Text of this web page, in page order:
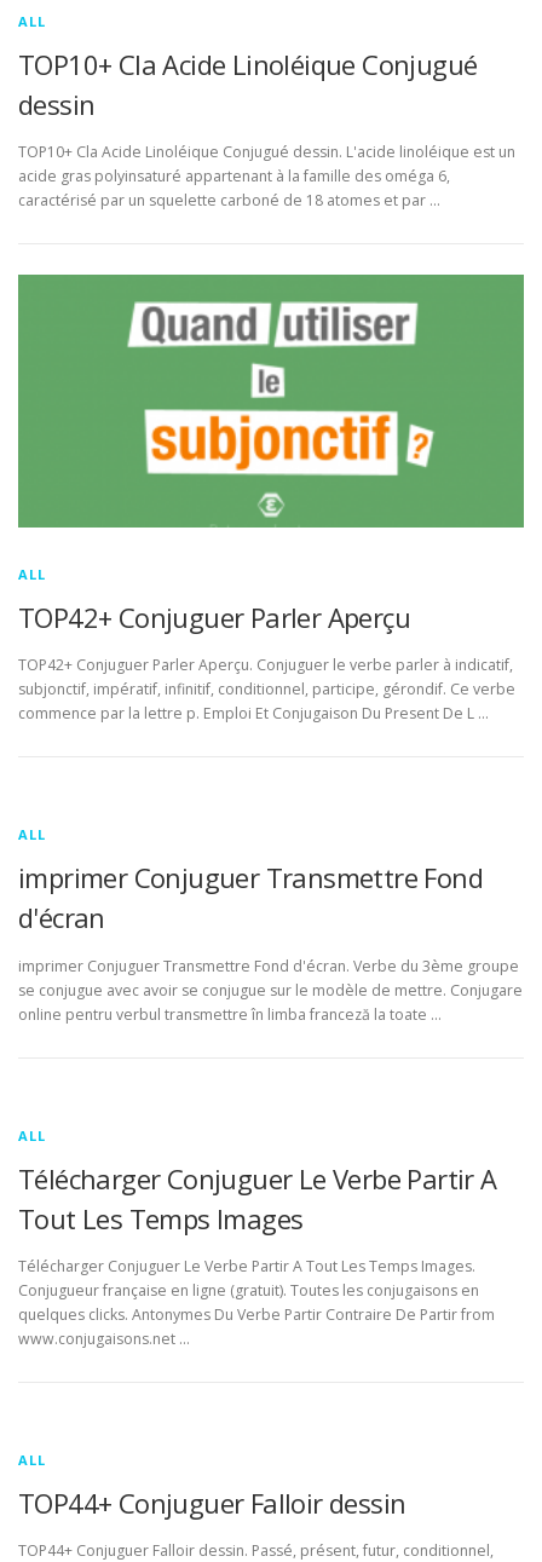
ALL
TOP10+ Cla Acide Linoléique Conjugué
dessin
TOP10+ Cla Acide Linoléique Conjugué dessin. L'acide linoléique est un
acide gras polyinsaturé appartenant à la famille des oméga 6,
caractérisé par un squelette carboné de 18 atomes et par …
ALL
TOP42+ Conjuguer Parler Aperçu
TOP42+ Conjuguer Parler Aperçu. Conjuguer le verbe parler à indicatif,
subjonctif, impératif, infinitif, conditionnel, participe, gérondif. Ce verbe
commence par la lettre p. Emploi Et Conjugaison Du Present De L …
ALL
imprimer Conjuguer Transmettre Fond
d'écran
imprimer Conjuguer Transmettre Fond d'écran. Verbe du 3ème groupe
se conjugue avec avoir se conjugue sur le modèle de mettre. Conjugare
online pentru verbul transmettre în limba franceză la toate …
ALL
Télécharger Conjuguer Le Verbe Partir A
Tout Les Temps Images
Télécharger Conjuguer Le Verbe Partir A Tout Les Temps Images.
Conjugueur française en ligne (gratuit). Toutes les conjugaisons en
quelques clicks. Antonymes Du Verbe Partir Contraire De Partir from
www.conjugaisons.net …
ALL
TOP44+ Conjuguer Falloir dessin
TOP44+ Conjuguer Falloir dessin. Passé, présent, futur, conditionnel,